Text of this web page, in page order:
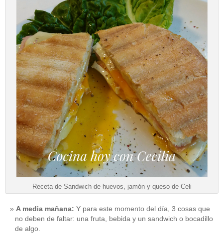
Receta de Sandwich de huevos, jamón y queso de Celi
A media mañana: Y para este momento del día, 3 cosas que
no deben de faltar: una fruta, bebida y un sandwich o bocadillo
de algo.